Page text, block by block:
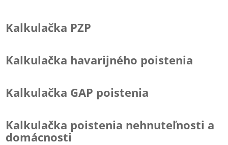
Kalkulačka PZP
Kalkulačka havarijného poistenia
Kalkulačka GAP poistenia
Kalkulačka poistenia nehnuteľnosti a
domácnosti